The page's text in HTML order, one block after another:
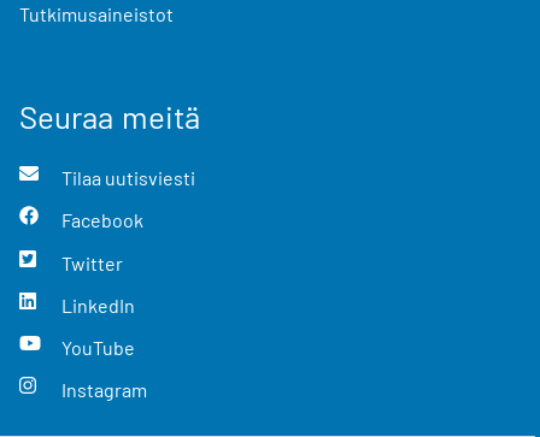
Tutkimusaineistot
Seuraa meitä
Tilaa uutisviesti
Facebook
Twitter
LinkedIn
YouTube
Instagram